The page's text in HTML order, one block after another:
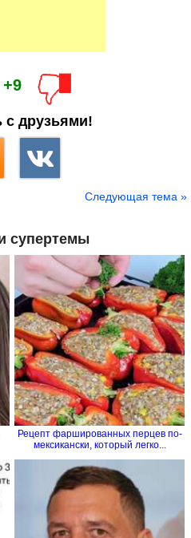
+9
с друзьями!
Следующая тема »
супертемы
Рецепт фаршированных перцев по-
мексикански, который легко...